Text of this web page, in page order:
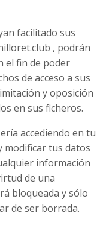
facilitado sus
, podrán
el fin de poder
de acceso a sus
y oposición
en sus ficheros.
accediendo en tu
modificar tus datos
información
de una
bloqueada y sólo
de ser borrada.